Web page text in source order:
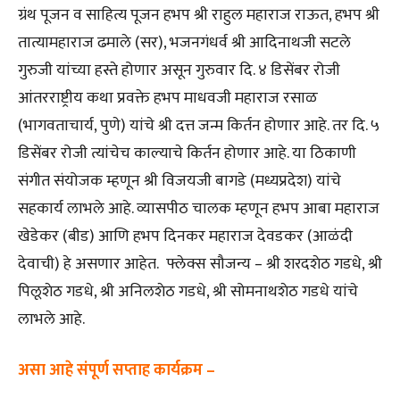
ग्रंथ पूजन व साहित्य पूजन हभप श्री राहुल महाराज राऊत, हभप श्री
तात्यामहाराज ढमाले (सर), भजनगंधर्व श्री आदिनाथजी सटले
गुरुजी यांच्या हस्ते होणार असून गुरुवार दि. ४ डिसेंबर रोजी
आंतरराष्ट्रीय कथा प्रवक्ते हभप माधवजी महाराज रसाळ
(भागवताचार्य, पुणे) यांचे श्री दत्त जन्म किर्तन होणार आहे. तर दि. ५
डिसेंबर रोजी त्यांचेच काल्याचे किर्तन होणार आहे. या ठिकाणी
संगीत संयोजक म्हणून श्री विजयजी बागडे (मध्यप्रदेश) यांचे
सहकार्य लाभले आहे. व्यासपीठ चालक म्हणून हभप आबा महाराज
खेडेकर (बीड) आणि हभप दिनकर महाराज देवडकर (आळंदी
देवाची) हे असणार आहेत. फ्लेक्स सौजन्य – श्री शरदशेठ गडधे, श्री
पिलूशेठ गडधे, श्री अनिलशेठ गडधे, श्री सोमनाथशेठ गडधे यांचे
लाभले आहे.
असा आहे संपूर्ण सप्ताह कार्यक्रम –